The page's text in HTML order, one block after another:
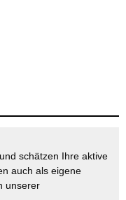
schätzen Ihre aktive
auch als eigene
unserer